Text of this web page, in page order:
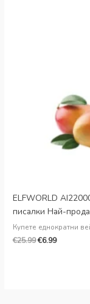
ELFWORLD
писалки Най-
Купете еднократни
€25.99€6.99